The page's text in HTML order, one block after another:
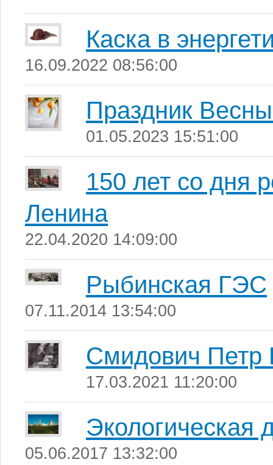
Каска в
16.09.2022 08:56:00
Праздник
01.05.2023 15:51:00
150 лет со дня
Ленина
22.04.2020 14:09:00
Рыбинская ГЭС
07.11.2014 13:54:00
Смидович Петр
17.03.2021 11:20:00
Экологическая
05.06.2017 13:32:00